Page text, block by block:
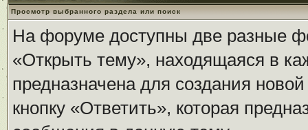
Просмотр выбранного раздела или поиск
На форуме доступны две разные
«Открыть тему», находящаяся в
предназначена для создания
кнопку «Ответить», которая